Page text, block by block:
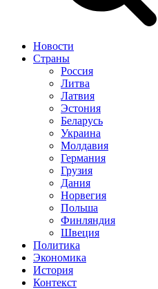
Новости
Страны
Россия
Литва
Латвия
Эстония
Беларусь
Украина
Молдавия
Германия
Грузия
Дания
Норвегия
Польша
Финляндия
Швеция
Политика
Экономика
История
Контекст